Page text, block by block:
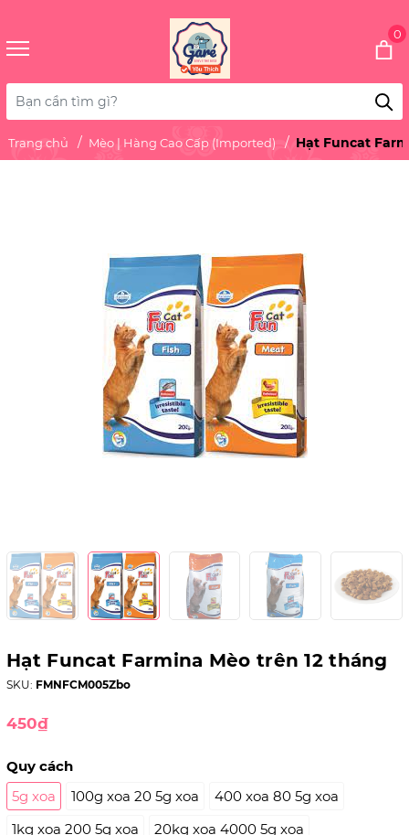
0
Trang chủ Mèo | Hàng Cao Cấp (Imported) Hạt Funcat
Hạt Funcat Farmina Mèo trên 12 tháng
SKU: FMNFCM005Zbo
450₫
Quy cách
5g xoa
100g xoa 20 5g xoa
400 xoa 80 5g xoa
1kg xoa 200 5g xoa
20kg xoa 4000 5g xoa